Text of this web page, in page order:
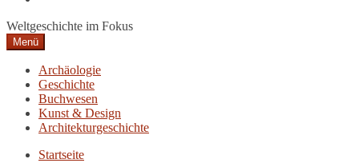
Weltgeschichte im Fokus
Menü
Archäologie
Geschichte
Buchwesen
Kunst & Design
Architekturgeschichte
Startseite